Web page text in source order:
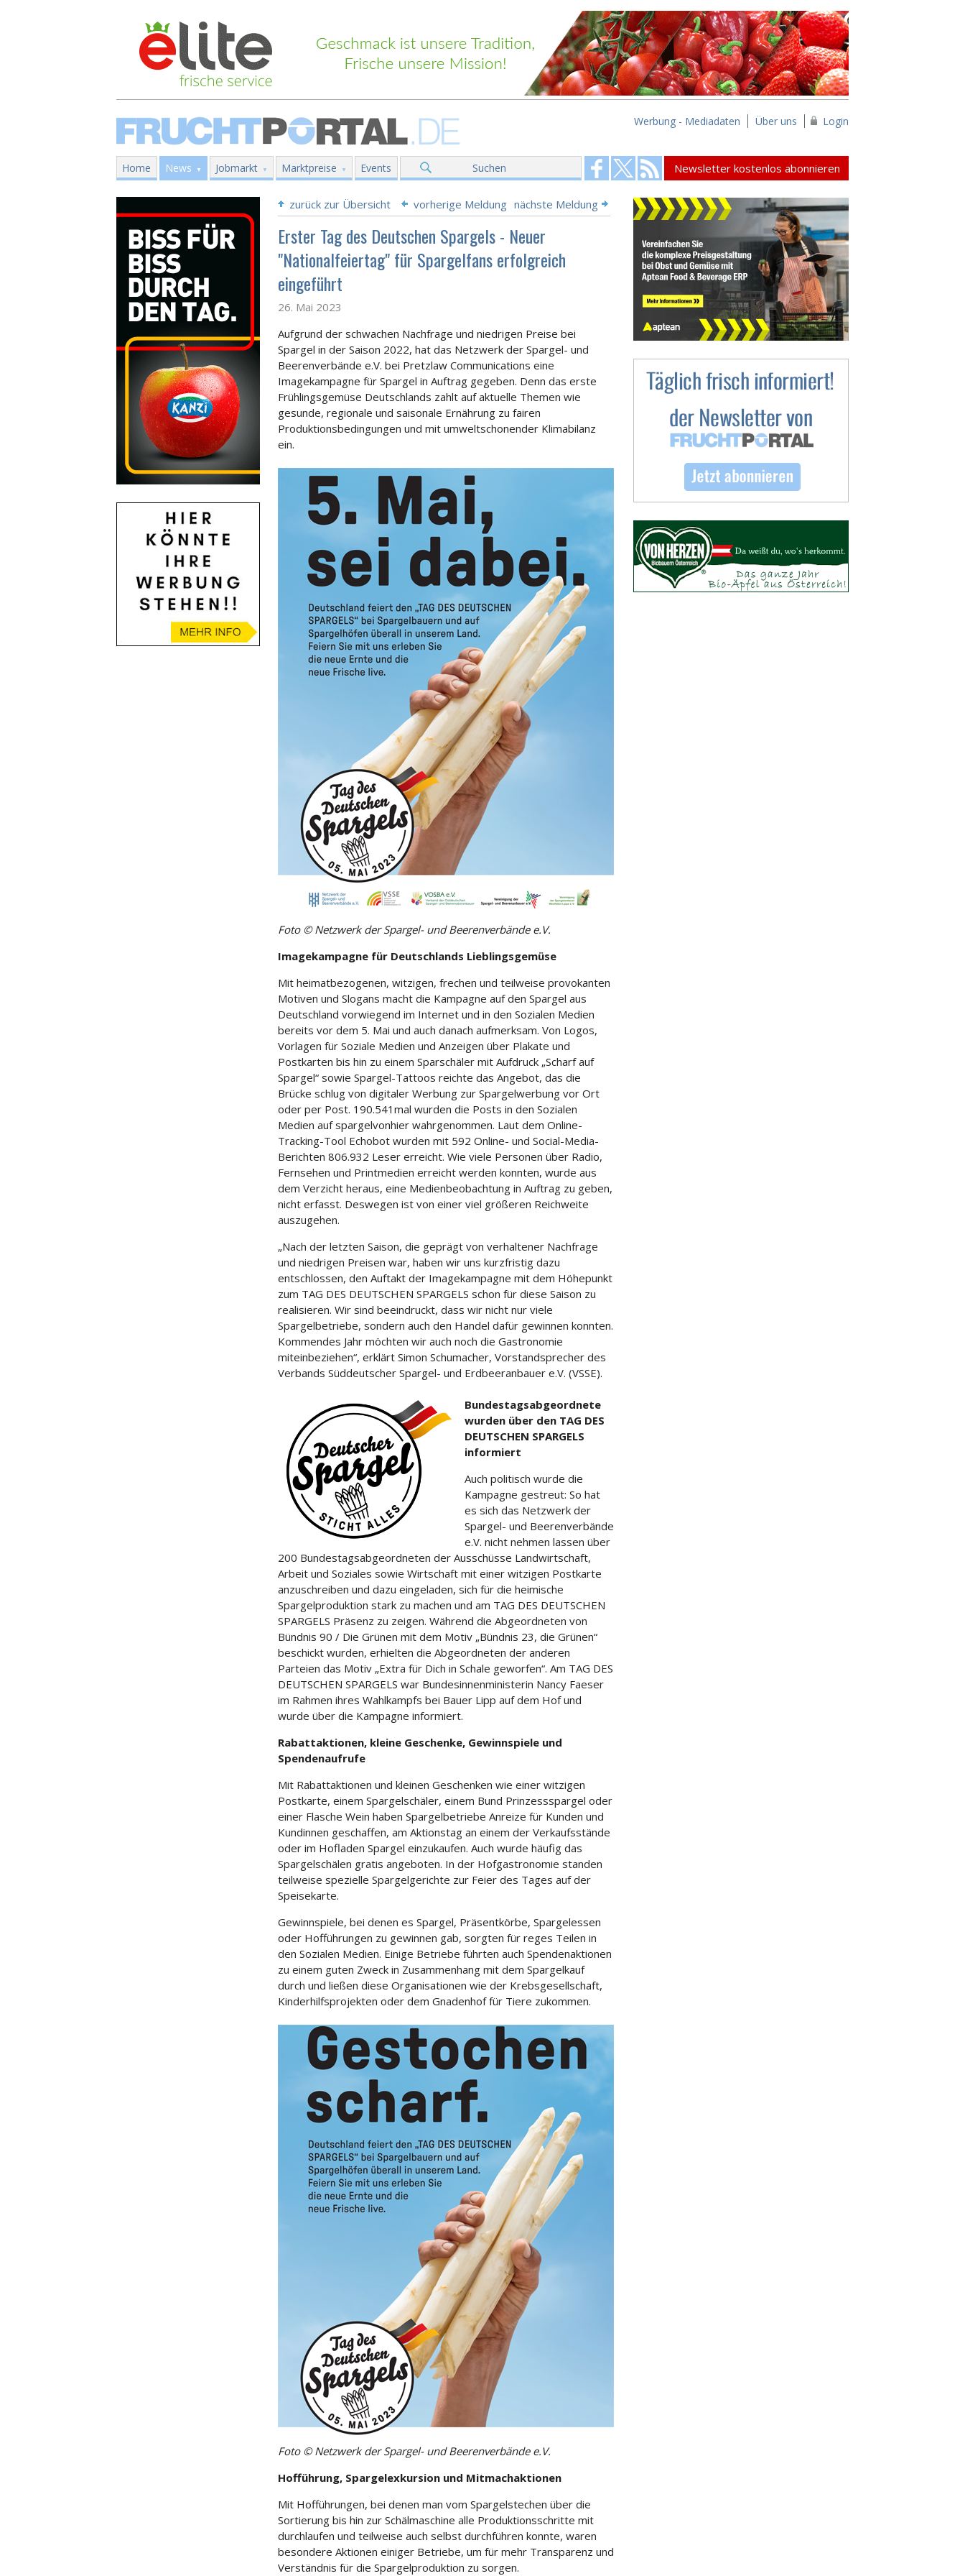
Werbung - Mediadaten Über uns Login
Home News Jobmarkt Marktpreise Events Suchen Newsletter kostenlos abonnieren
zurück zur Übersicht vorherige Meldung nächste Meldung
Erster Tag des Deutschen Spargels - Neuer
"Nationalfeiertag" für Spargelfans erfolgreich
eingeführt
26. Mai 2023
Aufgrund der schwachen Nachfrage und niedrigen Preise bei
Spargel in der Saison 2022, hat das Netzwerk der Spargel- und
Beerenverbände e.V. bei Pretzlaw Communications eine
Imagekampagne für Spargel in Auftrag gegeben. Denn das erste
Frühlingsgemüse Deutschlands zahlt auf aktuelle Themen wie
gesunde, regionale und saisonale Ernährung zu fairen
Produktionsbedingungen und mit umweltschonender Klimabilanz
ein.
Foto © Netzwerk der Spargel- und Beerenverbände e.V.
Imagekampagne für Deutschlands Lieblingsgemüse
Mit heimatbezogenen, witzigen, frechen und teilweise provokanten
Motiven und Slogans macht die Kampagne auf den Spargel aus
Deutschland vorwiegend im Internet und in den Sozialen Medien
bereits vor dem 5. Mai und auch danach aufmerksam. Von Logos,
Vorlagen für Soziale Medien und Anzeigen über Plakate und
Postkarten bis hin zu einem Sparschäler mit Aufdruck „Scharf auf
Spargel“ sowie Spargel-Tattoos reichte das Angebot, das die
Brücke schlug von digitaler Werbung zur Spargelwerbung vor Ort
oder per Post. 190.541mal wurden die Posts in den Sozialen
Medien auf spargelvonhier wahrgenommen. Laut dem Online-
Tracking-Tool Echobot wurden mit 592 Online- und Social-Media-
Berichten 806.932 Leser erreicht. Wie viele Personen über Radio,
Fernsehen und Printmedien erreicht werden konnten, wurde aus
dem Verzicht heraus, eine Medienbeobachtung in Auftrag zu geben,
nicht erfasst. Deswegen ist von einer viel größeren Reichweite
auszugehen.
„Nach der letzten Saison, die geprägt von verhaltener Nachfrage
und niedrigen Preisen war, haben wir uns kurzfristig dazu
entschlossen, den Auftakt der Imagekampagne mit dem Höhepunkt
zum TAG DES DEUTSCHEN SPARGELS schon für diese Saison zu
realisieren. Wir sind beeindruckt, dass wir nicht nur viele
Spargelbetriebe, sondern auch den Handel dafür gewinnen konnten.
Kommendes Jahr möchten wir auch noch die Gastronomie
miteinbeziehen“, erklärt Simon Schumacher, Vorstandsprecher des
Verbands Süddeutscher Spargel- und Erdbeeranbauer e.V. (VSSE).
Bundestagsabgeordnete
wurden über den TAG DES
DEUTSCHEN SPARGELS
informiert
Auch politisch wurde die
Kampagne gestreut: So hat
es sich das Netzwerk der
Spargel- und Beerenverbände
e.V. nicht nehmen lassen über
200 Bundestagsabgeordneten der Ausschüsse Landwirtschaft,
Arbeit und Soziales sowie Wirtschaft mit einer witzigen Postkarte
anzuschreiben und dazu eingeladen, sich für die heimische
Spargelproduktion stark zu machen und am TAG DES DEUTSCHEN
SPARGELS Präsenz zu zeigen. Während die Abgeordneten von
Bündnis 90 / Die Grünen mit dem Motiv „Bündnis 23, die Grünen“
beschickt wurden, erhielten die Abgeordneten der anderen
Parteien das Motiv „Extra für Dich in Schale geworfen“. Am TAG DES
DEUTSCHEN SPARGELS war Bundesinnenministerin Nancy Faeser
im Rahmen ihres Wahlkampfs bei Bauer Lipp auf dem Hof und
wurde über die Kampagne informiert.
Rabattaktionen, kleine Geschenke, Gewinnspiele und
Spendenaufrufe
Mit Rabattaktionen und kleinen Geschenken wie einer witzigen
Postkarte, einem Spargelschäler, einem Bund Prinzessspargel oder
einer Flasche Wein haben Spargelbetriebe Anreize für Kunden und
Kundinnen geschaffen, am Aktionstag an einem der Verkaufsstände
oder im Hofladen Spargel einzukaufen. Auch wurde häufig das
Spargelschälen gratis angeboten. In der Hofgastronomie standen
teilweise spezielle Spargelgerichte zur Feier des Tages auf der
Speisekarte.
Gewinnspiele, bei denen es Spargel, Präsentkörbe, Spargelessen
oder Hofführungen zu gewinnen gab, sorgten für reges Teilen in
den Sozialen Medien. Einige Betriebe führten auch Spendenaktionen
zu einem guten Zweck in Zusammenhang mit dem Spargelkauf
durch und ließen diese Organisationen wie der Krebsgesellschaft,
Kinderhilfsprojekten oder dem Gnadenhof für Tiere zukommen.
Foto © Netzwerk der Spargel- und Beerenverbände e.V.
Hofführung, Spargelexkursion und Mitmachaktionen
Mit Hofführungen, bei denen man vom Spargelstechen über die
Sortierung bis hin zur Schälmaschine alle Produktionsschritte mit
durchlaufen und teilweise auch selbst durchführen konnte, waren
besondere Aktionen einiger Betriebe, um für mehr Transparenz und
Verständnis für die Spargelproduktion zu sorgen.